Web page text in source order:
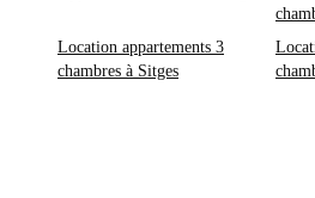
Location appartements 3
chambres à Sitges